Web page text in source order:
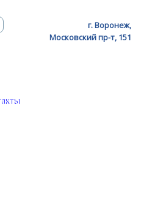
г. Воронеж,
Московский пр-т, 151